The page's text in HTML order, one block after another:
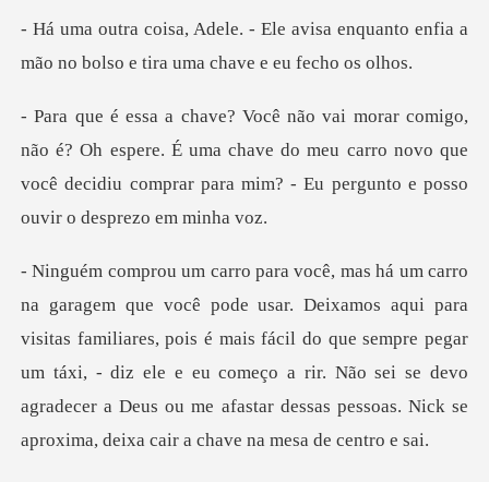
visa enquanto enfia a
mão no bolso e
espere. É uma chave do meu carro novo que
você decidiu comprar
tas familiares, pois é mais fácil do que sempre pegar
um táxi, - diz ele e eu começo a rir. Não sei se devo